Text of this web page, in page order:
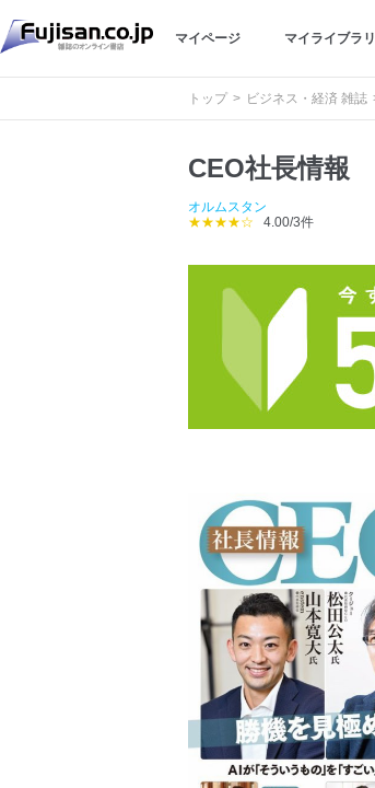
マイページ マイライブラリ
トップ ビジネス・経済 雑誌
CEO社長情報
オルムスタン
★★★★☆
4.00/3件